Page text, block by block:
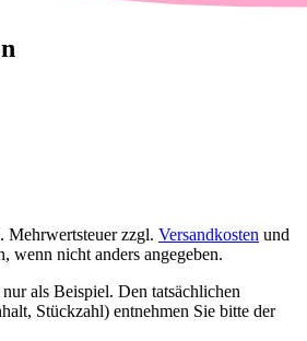
Mehrwertsteuer zzgl. Versandkosten und
wenn nicht anders angegeben.
als Beispiel. Den tatsächlichen
Stückzahl) entnehmen Sie bitte der